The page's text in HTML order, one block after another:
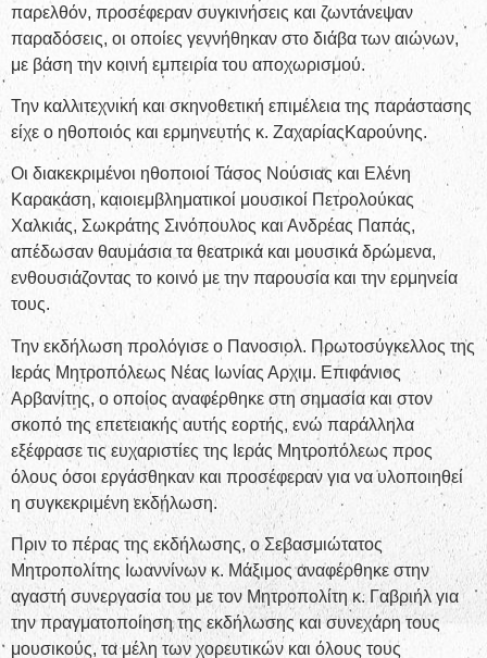
παρελθόν, προσέφεραν συγκινήσεις και ζωντάνεψαν
παραδόσεις, οι οποίες γεννήθηκαν στο διάβα των αιώνων,
με βάση την κοινή εμπειρία του αποχωρισμού.
Την καλλιτεχνική και σκηνοθετική επιμέλεια της παράστασης
είχε ο ηθοποιός και ερμηνευτής κ. ΖαχαρίαςΚαρούνης.
Οι διακεκριμένοι ηθοποιοί Τάσος Νούσιας και Ελένη
Καρακάση, καιοιεμβληματικοί μουσικοί Πετρολούκας
Χαλκιάς, Σωκράτης Σινόπουλος και Ανδρέας Παπάς,
απέδωσαν θαυμάσια τα θεατρικά και μουσικά δρώμενα,
ενθουσιάζοντας το κοινό με την παρουσία και την ερμηνεία
τους.
Την εκδήλωση προλόγισε ο Πανοσιολ. Πρωτοσύγκελλος της
Ιεράς Μητροπόλεως Νέας Ιωνίας Αρχιμ. Επιφάνιος
Αρβανίτης, ο οποίος αναφέρθηκε στη σημασία και στον
σκοπό της επετειακής αυτής εορτής, ενώ παράλληλα
εξέφρασε τις ευχαριστίες της Ιεράς Μητροπόλεως προς
όλους όσοι εργάσθηκαν και προσέφεραν για να υλοποιηθεί
η συγκεκριμένη εκδήλωση.
Πριν το πέρας της εκδήλωσης, ο Σεβασμιώτατος
Μητροπολίτης Ιωαννίνων κ. Μάξιμος αναφέρθηκε στην
αγαστή συνεργασία του με τον Μητροπολίτη κ. Γαβριήλ για
την πραγματοποίηση της εκδήλωσης και συνεχάρη τους
μουσικούς, τα μέλη των χορευτικών και όλους τους